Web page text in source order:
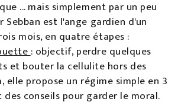
... mais simplement par un peu
Sebban est l'ange gardien d'un
mois, en quatre étapes :
: objectif, perdre quelques
et bouter la cellulite hors des
elle propose un régime simple en 3
conseils pour garder le moral.